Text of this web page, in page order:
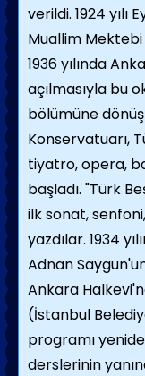
verildi. 1924 yılı
Muallim Mektebi
1936 yılında
açılmasıyla bu
bölümüne
Konservatuarı,
tiyatro, opera,
başladı. "Türk
ilk sonat,
yazdılar. 1934
Adnan
Ankara
(İstanbul
programı
derslerinin